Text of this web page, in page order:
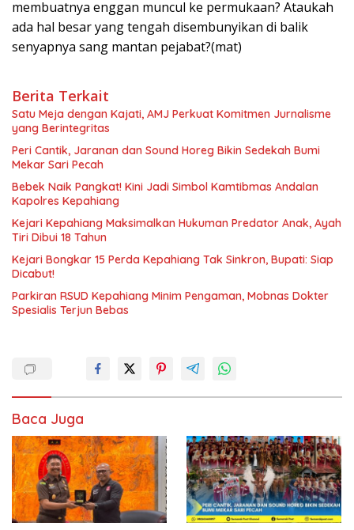
membuatnya enggan muncul ke permukaan? Ataukah
ada hal besar yang tengah disembunyikan di balik
senyapnya sang mantan pejabat?(mat)
Berita Terkait
Satu Meja dengan Kajati, AMJ Perkuat Komitmen Jurnalisme
yang Berintegritas
Peri Cantik, Jaranan dan Sound Horeg Bikin Sedekah Bumi
Mekar Sari Pecah
Bebek Naik Pangkat! Kini Jadi Simbol Kamtibmas Andalan
Kapolres Kepahiang
Kejari Kepahiang Maksimalkan Hukuman Predator Anak, Ayah
Tiri Dibui 18 Tahun
Kejari Bongkar 15 Perda Kepahiang Tak Sinkron, Bupati: Siap
Dicabut!
Parkiran RSUD Kepahiang Minim Pengaman, Mobnas Dokter
Spesialis Terjun Bebas
Baca Juga